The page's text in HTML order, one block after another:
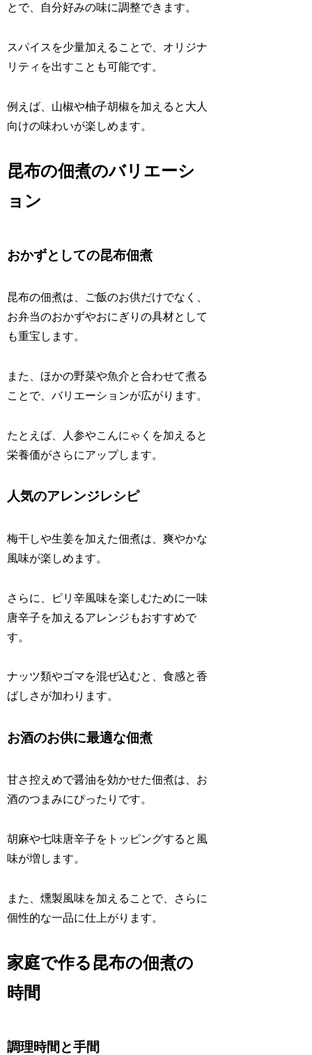
とで、自分好みの味に調整できます。
スパイスを少量加えることで、オリジナ
リティを出すことも可能です。
例えば、山椒や柚子胡椒を加えると大人
向けの味わいが楽しめます。
昆布の佃煮のバリエーシ
ョン
おかずとしての昆布佃煮
昆布の佃煮は、ご飯のお供だけでなく、
お弁当のおかずやおにぎりの具材として
も重宝します。
また、ほかの野菜や魚介と合わせて煮る
ことで、バリエーションが広がります。
たとえば、人参やこんにゃくを加えると
栄養価がさらにアップします。
人気のアレンジレシピ
梅干しや生姜を加えた佃煮は、爽やかな
風味が楽しめます。
さらに、ピリ辛風味を楽しむために一味
唐辛子を加えるアレンジもおすすめで
す。
ナッツ類やゴマを混ぜ込むと、食感と香
ばしさが加わります。
お酒のお供に最適な佃煮
甘さ控えめで醤油を効かせた佃煮は、お
酒のつまみにぴったりです。
胡麻や七味唐辛子をトッピングすると風
味が増します。
また、燻製風味を加えることで、さらに
個性的な一品に仕上がります。
家庭で作る昆布の佃煮の
時間
調理時間と手間